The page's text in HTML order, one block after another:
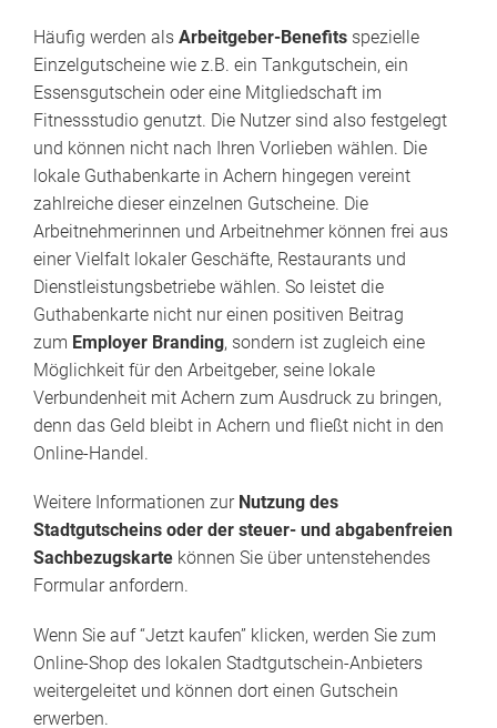
Häufig werden als Arbeitgeber-Benefits spezielle
Einzelgutscheine wie z.B. ein Tankgutschein, ein
Essensgutschein oder eine Mitgliedschaft im
Fitnessstudio genutzt. Die Nutzer sind also festgelegt
und können nicht nach Ihren Vorlieben wählen. Die
lokale Guthabenkarte in Achern hingegen vereint
zahlreiche dieser einzelnen Gutscheine. Die
Arbeitnehmerinnen und Arbeitnehmer können frei aus
einer Vielfalt lokaler Geschäfte, Restaurants und
Dienstleistungsbetriebe wählen. So leistet die
Guthabenkarte nicht nur einen positiven Beitrag
zum Employer Branding, sondern ist zugleich eine
Möglichkeit für den Arbeitgeber, seine lokale
Verbundenheit mit Achern zum Ausdruck zu bringen,
denn das Geld bleibt in Achern und fließt nicht in den
Online-Handel.
Weitere Informationen zur Nutzung des
Stadtgutscheins oder der steuer- und abgabenfreien
Sachbezugskarte können Sie über untenstehendes
Formular anfordern.
Wenn Sie auf “Jetzt kaufen” klicken, werden Sie zum
Online-Shop des lokalen Stadtgutschein-Anbieters
weitergeleitet und können dort einen Gutschein
erwerben.